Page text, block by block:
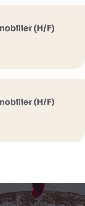
(H/F)
(H/F)